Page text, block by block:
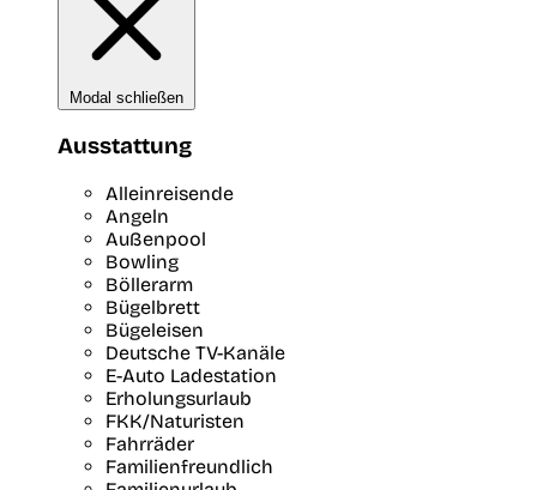
Modal schließen
Ausstattung
Alleinreisende
Angeln
Außenpool
Bowling
Böllerarm
Bügelbrett
Bügeleisen
Deutsche TV-Kanäle
E-Auto Ladestation
Erholungsurlaub
FKK/Naturisten
Fahrräder
Familienfreundlich